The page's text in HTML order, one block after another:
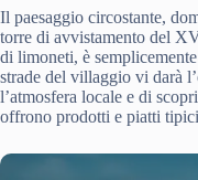
Il paesaggio circostante,
torre di avvistamento del
di limoneti, è
strade del villaggio vi darà
l’atmosfera locale e di
offrono prodotti e piatti